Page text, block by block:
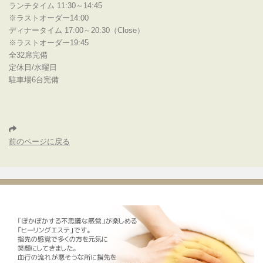
ランチタイム 11:30～14:45
※ラストオーダー14:00
ディナータイム 17:00～20:30（Close）
※ラストオーダー19:45
全32席完備
定休日/水曜日
駐車場6台完備
前のページに戻る